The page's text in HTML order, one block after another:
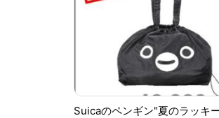
Suicaのペンギン"夏のラッキ